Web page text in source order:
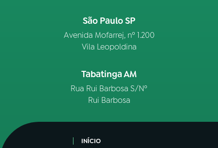
São Paulo SP
Avenida Mofarrej, nº 1.200
Vila Leopoldina
Tabatinga AM
Rua Rui Barbosa S/Nº
Rui Barbosa
INÍCIO